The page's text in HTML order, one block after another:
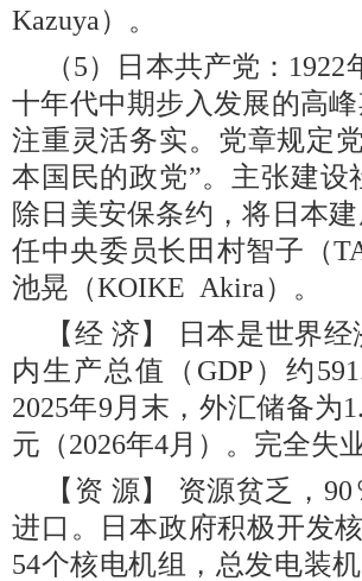
Kazuya）。
（5）日本共产党：
十年代中期步入发展的高
注重灵活务实。党章规定
本国民的政党”。主张建
除日美安保条约，将日本
任中央委员长田村智子（
池晃（KOIKE Akira）。
【经 济】 日本是世界
内生产总值（GDP）约
2025年9月末，外汇储备为
元（2026年4月）。完全失
【资 源】 资源贫乏，
进口。日本政府积极开发
54个核电机组，总发电装